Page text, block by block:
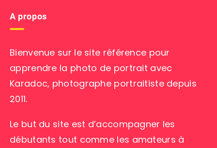
A propos
Bienvenue sur le site référence pour
apprendre la photo de portrait avec
Karadoc, photographe portraitiste depuis
2011.
Le but du site est d’accompagner les
débutants tout comme les amateurs à